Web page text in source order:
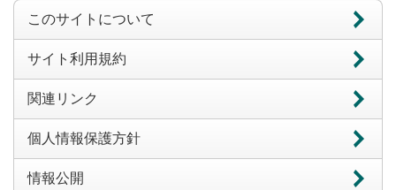
このサイトについて
サイト利用規約
関連リンク
個人情報保護方針
情報公開